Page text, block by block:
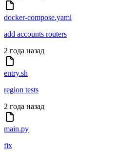
docker-compose.yaml
add accounts routers
2 года назад
entry.sh
region tests
2 года назад
main.py
fix